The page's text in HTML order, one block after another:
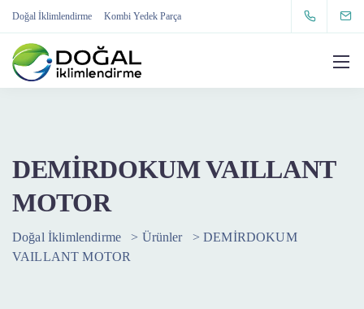
Doğal İklimlendirme Kombi Yedek Parça
DEMİRDOKUM VAILLANT
MOTOR
Doğal İklimlendirme > Ürünler >DEMİRDOKUM
VAILLANT MOTOR